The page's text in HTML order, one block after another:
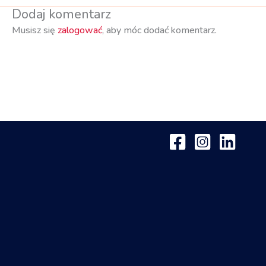
Dodaj komentarz
Musisz się zalogować, aby móc dodać komentarz.